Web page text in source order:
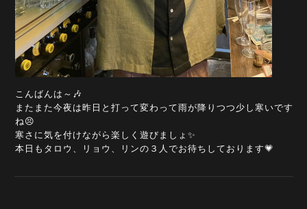
こんばんは～🎶
またまた今夜は昨日と打って変わって雨が降りつつ少し寒いです
ね😣
寒さに気を付けながら楽しく遊びましょ✨
本日もタロウ、リョウ、リンの３人でお待ちしております💗